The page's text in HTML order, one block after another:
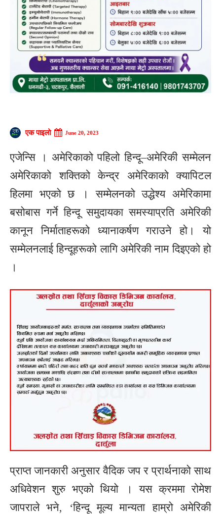
एक पाइलो June 20, 2023
एजेन्सि । अमेरिकाको पहिलो हिन्दू–अमेरिकी सम्मेलन
अमेरिकाको शक्तिको केन्द्र अमेरिकाको क्यापिटल
हिलमा भएको छ । सम्मेलनको उद्धेश्य अमेरिकामा
बसोबास गर्ने हिन्दू समुदायका समस्याप्रति अमेरिकी
कानून निर्माताहरूको ध्यानाकर्षण गराउने हो। यो
सम्मेलनलाई हिन्दूहरूको लागि अमेरिकी नाम दिइएको हो
।
प्राप्त जानकारी अनुसार वैदिक जप र प्रार्थनाको साथ
अधिवेशन शुरु भएको थियो । यस क्रममा रोमेश
जापराले भने, ‘हिन्दू मूल्य मान्यता हाम्रो अमेरिकी